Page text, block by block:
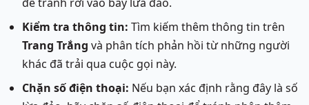
Kiểm tra thông tin: Tìm kiếm thêm thông tin trên
Trang Trắng và phân tích phản hồi từ những người
khác đã trải qua cuộc gọi này.
Chặn số điện thoại: Nếu bạn xác định rằng đây là số